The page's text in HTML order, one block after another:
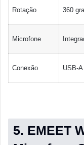
Rotação 360
Microfone
Conexão USB-A
5. EMEET